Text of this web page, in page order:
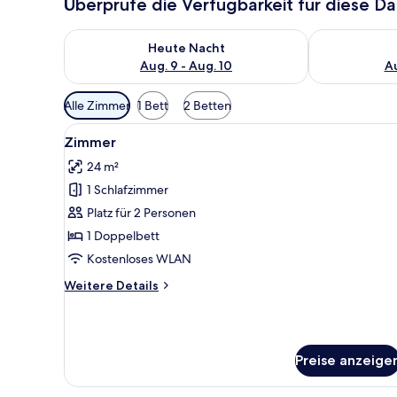
Heute Nacht
Aug. 9 - Aug. 10
Überprüfe die Verfügbarkeit für heute Nacht, Aug.
Überprüfe
Verfügbare
Filter
für
Zimmer
Alle Zimmer 1 Bett 2 Betten
Alle
Fotos
für
Zimmer
anzeigen
6
Zimmer
24 m²
1 Schlafzimmer
Platz für 2 Personen
1 Doppelbett
Kostenloses WLAN
Weitere Details
Weitere
Preise